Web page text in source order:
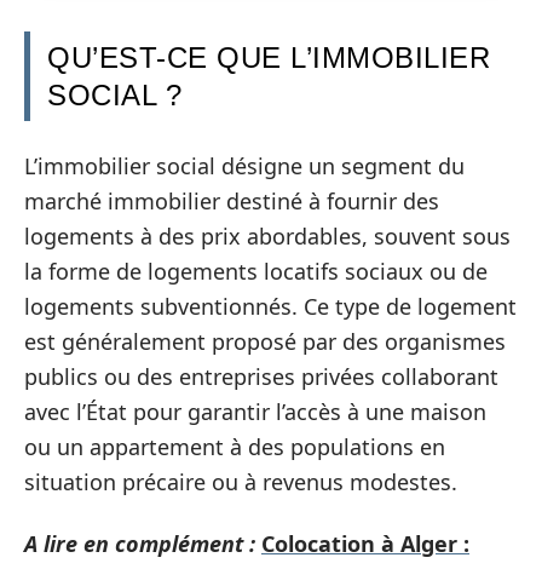
QU’EST-CE QUE L’IMMOBILIER
SOCIAL ?
L’immobilier social désigne un segment du
marché immobilier destiné à fournir des
logements à des prix abordables, souvent sous
la forme de logements locatifs sociaux ou de
logements subventionnés. Ce type de logement
est généralement proposé par des organismes
publics ou des entreprises privées collaborant
avec l’État pour garantir l’accès à une maison
ou un appartement à des populations en
situation précaire ou à revenus modestes.
A lire en complément : Colocation à Alger :